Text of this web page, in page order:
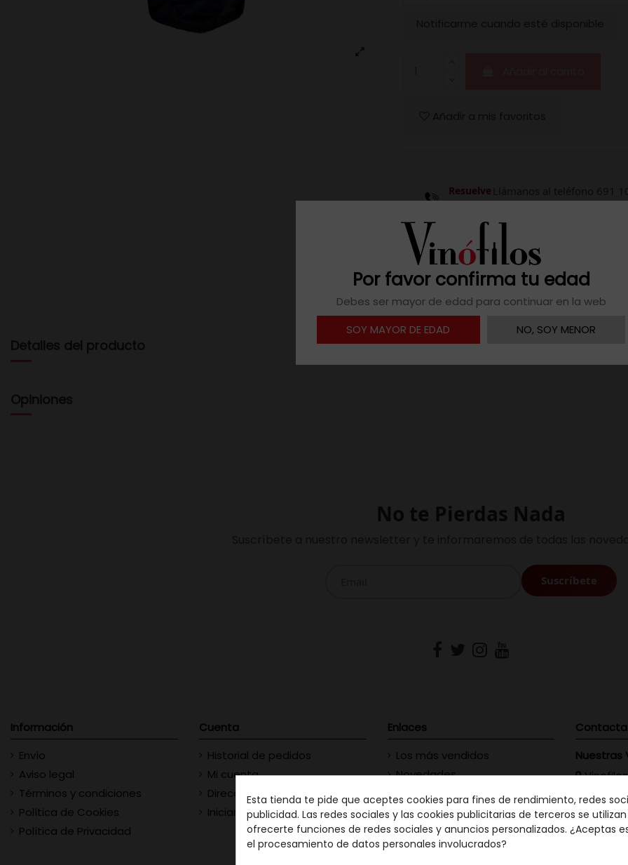
Por favor confirma tu edad
Debes ser mayor de edad para continuar en la web
SOY MAYOR DE EDAD
NO, SOY MENOR
Resuelve
tus
dudas
17h.
 Descargar ficha
Detalles del producto
Opiniones
No te Pierdas Nada
Información
Envío
Aviso legal
Términos y condiciones
Política de Cookies
Política de Privacidad
Cuenta
Historial de pedidos
Mi cuenta
Direcciones
Iniciar sesión
Enlaces
Los más vendidos
Novedades
Contacte con nosotros
Nuestras
GC:
Esta tienda te pide que aceptes cookies para fines de rendimiento, redes
publicidad. Las redes sociales y las cookies publicitarias de terceros se
ofrecerte funciones de redes sociales y anuncios personalizados. ¿Aceptas
el procesamiento de datos personales involucrados?